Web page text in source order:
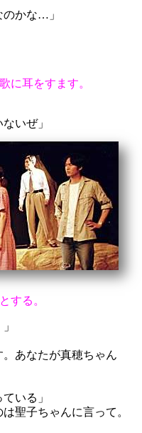
かな…」
に耳をすます。
いぜ」
する。
あなたが真穂ちゃん
いる」
聖子ちゃんに言って。